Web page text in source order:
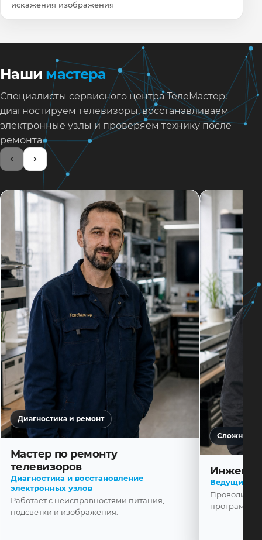
искажения изображения
Наши мастера
Специалисты сервисного центра ТелеМастер:
диагностируем телевизоры, восстанавливаем
электронные узлы и проверяем технику после
ремонта.
Диагностика и ремонт
Мастер по ремонту
телевизоров
Диагностика и восстановление
электронных узлов
Работает с неисправностями питания,
подсветки и изображения.
Сложная
Ведущий
Проводит